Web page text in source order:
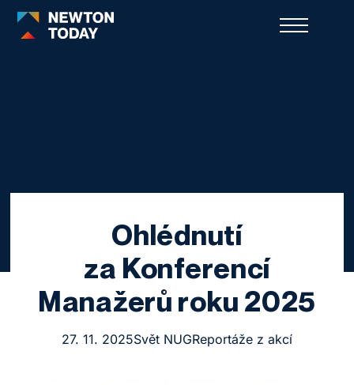
Ohlédnutí
za Konferencí
Manažerů roku 2025
27. 11. 2025Svět NUGReportáže z akcí